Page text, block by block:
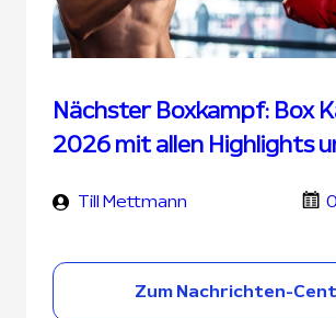
Nächster Boxkampf: Box
2026 mit allen Highlights
Till Mettmann
Zum Nachrichten-